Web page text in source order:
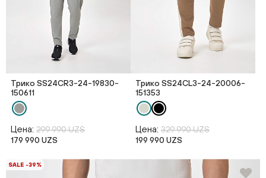
Трико SS24CR3-24-19830-
150611
Цена: 299 990 UZS
179 990 UZS
Трико SS24CL3-24-20006-
151353
Цена: 329 990 UZS
199 990 UZS
SALE -39%